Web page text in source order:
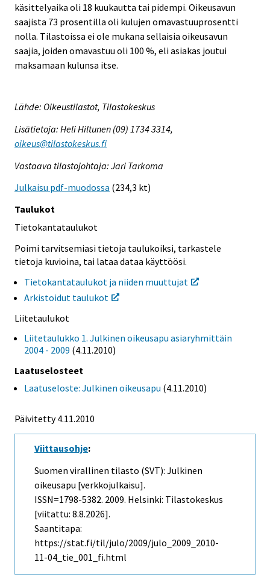
käsittelyaika oli 18 kuukautta tai pidempi. Oikeusavun
saajista 73 prosentilla oli kulujen omavastuuprosentti
nolla. Tilastoissa ei ole mukana sellaisia oikeusavun
saajia, joiden omavastuu oli 100 %, eli asiakas joutui
maksamaan kulunsa itse.
Lähde: Oikeustilastot, Tilastokeskus
Lisätietoja: Heli Hiltunen (09) 1734 3314,
oikeus@tilastokeskus.fi
Vastaava tilastojohtaja: Jari Tarkoma
Julkaisu pdf-muodossa (234,3 kt)
Taulukot
Tietokantataulukot
Poimi tarvitsemiasi tietoja taulukoiksi, tarkastele
tietoja kuvioina, tai lataa dataa käyttöösi.
Tietokantataulukot ja niiden muuttujat
Arkistoidut taulukot
Liitetaulukot
Liitetaulukko 1. Julkinen oikeusapu asiaryhmittäin
2004 - 2009 (4.11.2010)
Laatuselosteet
Laatuseloste: Julkinen oikeusapu (4.11.2010)
Päivitetty 4.11.2010
Viittausohje:
Suomen virallinen tilasto (SVT): Julkinen
oikeusapu [verkkojulkaisu].
ISSN=1798-5382. 2009. Helsinki: Tilastokeskus
[viitattu: 8.8.2026].
Saantitapa:
https://stat.fi/til/julo/2009/julo_2009_2010-
11-04_tie_001_fi.html